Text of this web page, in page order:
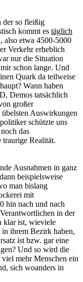
der so fleißig
kommt es täglich
also etwa 4500-5000
Verkehr erheblich
nur die Situation
schon lange. Und
Quark da teilweise
Wann haben
Demos tatsächlich
großer
Auswirkungen
schützte uns
das
traurige Realität.
Ausnahmen in ganz
beispielsweise
man bislang
mit
hin nach und nach
in der
klar ist, wieviele
ihrem Bezirk haben,
ist bzw. gar eine
Und so wird die
mehr Menschen ein
sich woanders in